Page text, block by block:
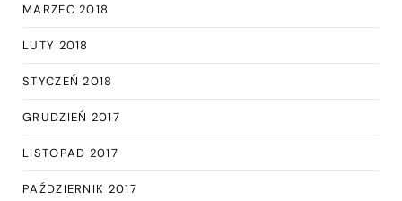
MARZEC 2018
LUTY 2018
STYCZEŃ 2018
GRUDZIEŃ 2017
LISTOPAD 2017
PAŹDZIERNIK 2017